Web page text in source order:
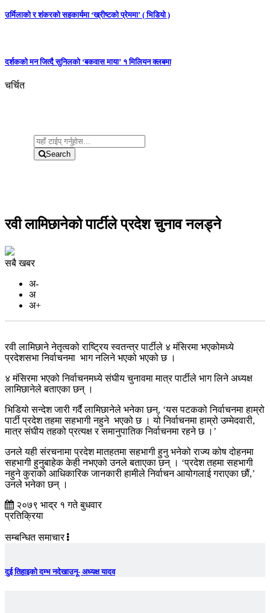
उर्मिलाको र शंकरको सहकार्यमा ‘ख्रीष्टको प्रेममा’ ( भिडियो )
दर्शकको मन जित्दै सुनिलको ‘बकवास माया’ १ मिलियन क्लबमा
चर्चित
Search
रवी लामिछानेको पार्टीले प्रदेश चुनाव नलड्ने
सबै खबर
अ-
अ
अ+
रवी लामिछाने नेतृत्वको राष्ट्रिय स्वतन्त्र पार्टीले ४ मंसिरमा भएकोमध्ये
प्रदेशसभा निर्वाचनमा भाग नलिने भएको भएको छ ।
४ मंसिरमा भएको निर्वाचनमध्ये संघीय चुनावमा मात्र पार्टीले भाग लिने अध्यक्ष
लामिछानेले बताएका छन् ।
भिडियो सन्देश जारी गर्दै लामिछानेले भनेका छन्, ‘यस पटकको निर्वाचनमा हाम्रो
पार्टी प्रदेश तहमा सहभागी नहुने भएको छ । यो निर्वाचनमा हाम्रो उम्मेदवारी,
मात्र संघीय तहको प्रत्यक्ष र समानुपातिक निर्वाचनमा रहने छ ।’
उनले यही संरचनामा प्रदेश मातहतमा सहभागी हुनु भनेको राज्य कोष दोहनमा
सहभागी हुनुबाहेक केही नभएको उनले बताएका छन् । ‘प्रदेश तहमा सहभागी
नहुने कुराको आधिकारिक जानकारी हामीले निर्वाचन आयोगलाई गराएका छौं,’
उनले भनेका छन् ।
२०७९ भाद्र १ गते बुधवार
प्रतिक्रिया
सम्बन्धित समाचार
दुई तिहाइको दम्भ नदेखाउनू- अध्यक्ष यादव